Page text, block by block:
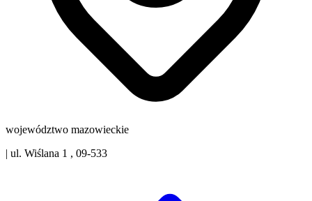
województwo mazowieckie
| ul. Wiślana 1 , 09-533